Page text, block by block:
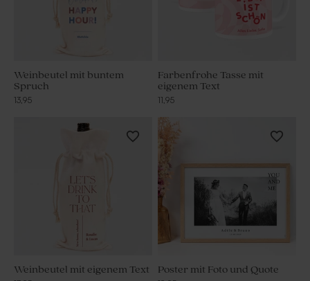
Weinbeutel mit buntem
Spruch
13,95
Farbenfrohe Tasse mit
eigenem Text
11,95
Weinbeutel mit eigenem Text Poster mit Foto und Quote